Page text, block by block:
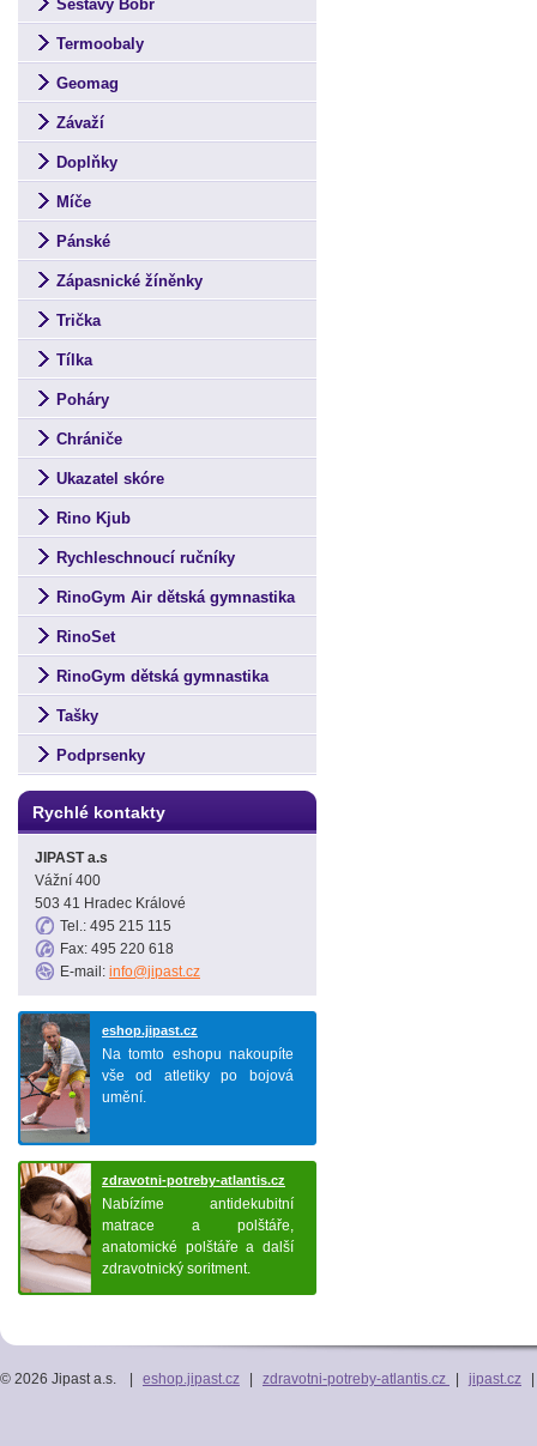
Sestavy Bobr
Termoobaly
Geomag
Závaží
Doplňky
Míče
Pánské
Zápasnické žíněnky
Trička
Tílka
Poháry
Chrániče
Ukazatel skóre
Rino Kjub
Rychleschnoucí ručníky
RinoGym Air dětská gymnastika
RinoSet
RinoGym dětská gymnastika
Tašky
Podprsenky
Rychlé kontakty
JIPAST a.s
Vážní 400
503 41 Hradec Králové
Tel.: 495 215 115
Fax: 495 220 618
E-mail: info@jipast.cz
eshop.jipast.cz
Na tomto eshopu nakoupíte
vše od atletiky po bojová
umění.
zdravotni-potreby-atlantis.cz
Nabízíme antidekubitní
matrace a polštáře,
anatomické polštáře a další
zdravotnický soritment.
eshop.jipast.cz zdravotni-potreby-atlantis.cz jipast.cz
© 2026 Jipast a.s.